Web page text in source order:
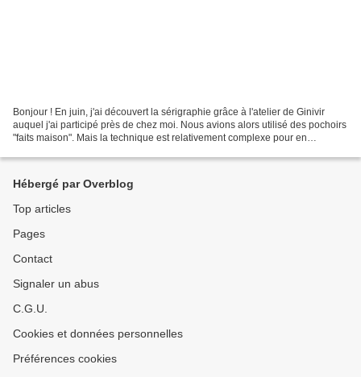
Bonjour ! En juin, j'ai découvert la sérigraphie grâce à l'atelier de Ginivir
auquel j'ai participé près de chez moi. Nous avions alors utilisé des pochoirs
"faits maison". Mais la technique est relativement complexe pour en
Hébergé par Overblog
Top articles
Pages
Contact
Signaler un abus
C.G.U.
Cookies et données personnelles
Préférences cookies